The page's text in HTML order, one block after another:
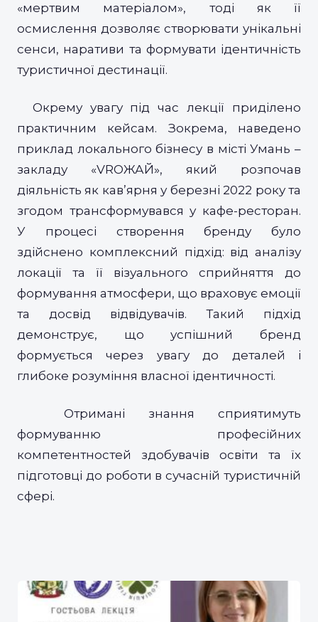
«мертвим матеріалом», тоді як її
осмислення дозволяє створювати унікальні
сенси, наративи та формувати ідентичність
туристичної дестинації.
Окрему увагу під час лекції приділено
практичним кейсам. Зокрема, наведено
приклад локального бізнесу в місті Умань –
закладу «VRОЖАЙ», який розпочав
діяльність як кав’ярня у березні 2022 року та
згодом трансформувався у кафе-ресторан.
У процесі створення бренду було
здійснено комплексний підхід: від аналізу
локації та її візуального сприйняття до
формування атмосфери, що враховує емоції
та досвід відвідувачів. Такий підхід
демонструє, що успішний бренд
формується через увагу до деталей і
глибоке розуміння власної ідентичності.
Отримані знання сприятимуть
формуванню професійних
компетентностей здобувачів освіти та їх
підготовці до роботи в сучасній туристичній
сфері.